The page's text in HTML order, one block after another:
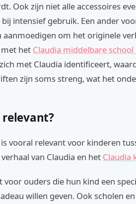
Ook zijn niet alle accessoires
intensief gebruik. Een ander
aanmoedigen om het originele
het Claudia middelbare
met Claudia identificeert,
zijn soms streng, wat het
vooral relevant voor kinderen
van Claudia en het Claudia
voor ouders die hun kind een
willen geven. Ook scholen